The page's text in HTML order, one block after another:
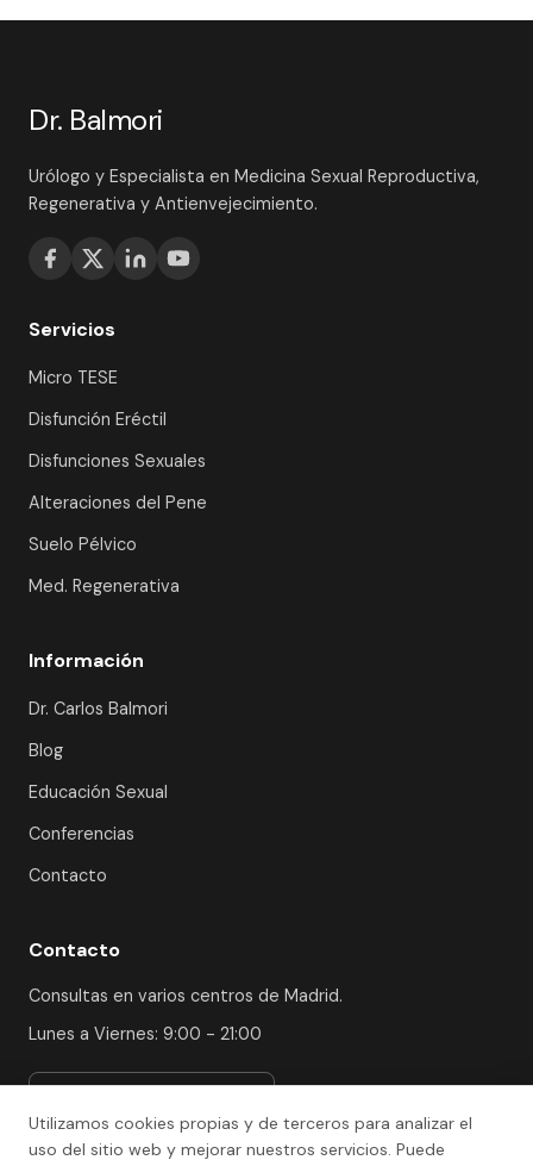
Dr. Balmori
Urólogo y Especialista en Medicina Sexual Reproductiva,
Regenerativa y Antienvejecimiento.
Servicios
Micro TESE
Disfunción Eréctil
Disfunciones Sexuales
Alteraciones del Pene
Suelo Pélvico
Med. Regenerativa
Información
Dr. Carlos Balmori
Blog
Educación Sexual
Conferencias
Contacto
Contacto
Consultas en varios centros de Madrid.
Lunes a Viernes: 9:00 - 21:00
Utilizamos cookies propias y de terceros para analizar el
uso del sitio web y mejorar nuestros servicios. Puede